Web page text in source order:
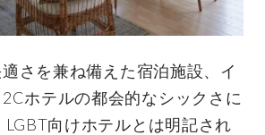
さを兼ね備えた宿泊施設、イ
ホテルの都会的なシックさに
LGBT向けホテルとは明記され